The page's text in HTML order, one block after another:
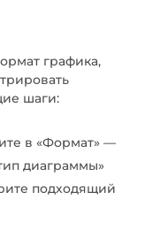
графика,
шаги:
в «Формат» —
диаграммы»
подходящий